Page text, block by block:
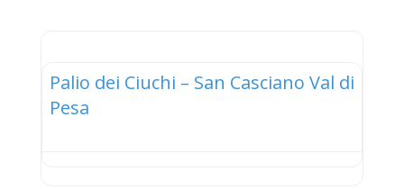
Palio dei Ciuchi – San Casciano Val di
Pesa